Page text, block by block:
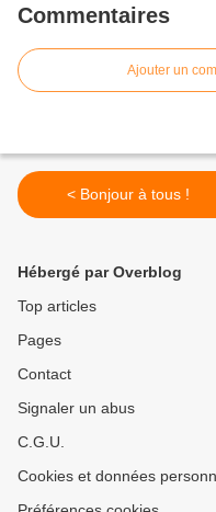
Commentaires
Ajouter un
< Bonjour à tous !
Hébergé par Overblog
Top articles
Pages
Contact
Signaler un abus
C.G.U.
Cookies et données